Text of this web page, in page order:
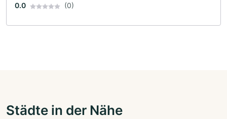
0.0 (0)
Städte in der Nähe